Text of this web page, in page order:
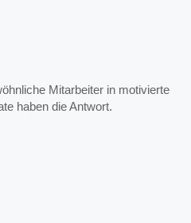
Mitarbeiter in motivierte
haben die Antwort.